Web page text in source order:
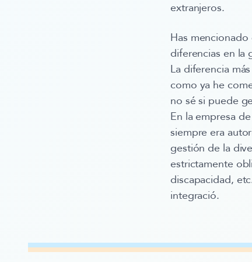
extranjeros.
Has
diferencias en la
La diferencia
como ya he
no sé si puede
En la empresa
siempre era
gestión de la
estrictamente
discapacidad,
integració.